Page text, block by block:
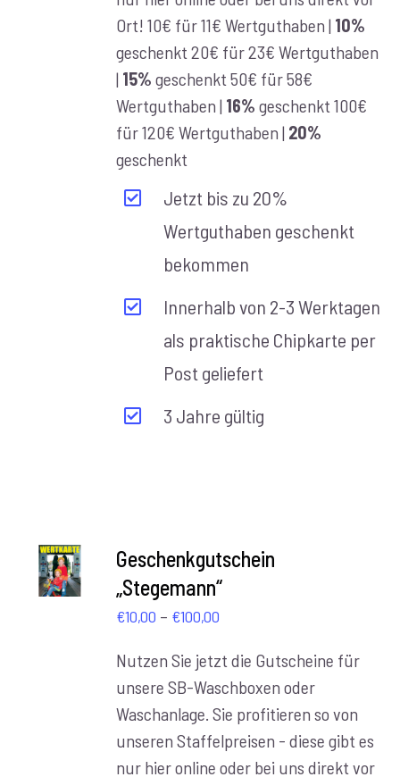
Ort! 10€ für 11€ Wertguthaben | 10%
geschenkt 20€ für 23€ Wertguthaben
| 15% geschenkt 50€ für 58€
Wertguthaben | 16% geschenkt 100€
für 120€ Wertguthaben | 20%
geschenkt
Jetzt bis zu 20%
Wertguthaben geschenkt
bekommen
Innerhalb von 2-3 Werktagen
als praktische Chipkarte per
Post geliefert
3 Jahre gültig
WÄHLEN
/
Geschenkgutschein
„Stegemann“
€10,00 – €100,00
bis
€100,00
Nutzen Sie jetzt die Gutscheine für
unsere SB-Waschboxen oder
Waschanlage. Sie profitieren so von
unseren Staffelpreisen - diese gibt es
nur hier online oder bei uns direkt vor